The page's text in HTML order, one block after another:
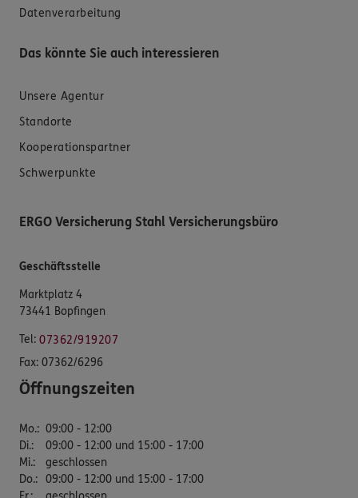
Datenverarbeitung
Das könnte Sie auch interessieren
Unsere Agentur
Standorte
Kooperationspartner
Schwerpunkte
ERGO Versicherung Stahl Versicherungsbüro
Geschäftsstelle
Marktplatz 4
73441 Bopfingen
Tel: 07362/919207
Fax: 07362/6296
Öffnungszeiten
Mo.: 09:00 - 12:00
Di.:
09:00 - 12:00 und 15:00 - 17:00
Mi.:
geschlossen
Do.: 09:00 - 12:00 und 15:00 - 17:00